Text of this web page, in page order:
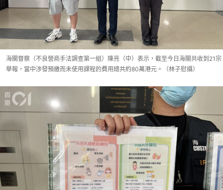
海關督察（不良營商手法調查第一組）陳亮（中）表示，截至今日海關共收到21宗
舉報，當中涉發預繳而未使用課程的費用總共約80萬港元。（林子慰攝）